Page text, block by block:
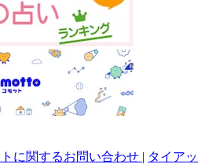
に関するお問い合わせ | タイアッ